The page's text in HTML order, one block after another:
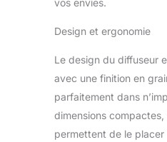
vos envies.
Design et ergonomie
Le design du diffuseur
avec une finition en
parfaitement dans
dimensions
permettent de le